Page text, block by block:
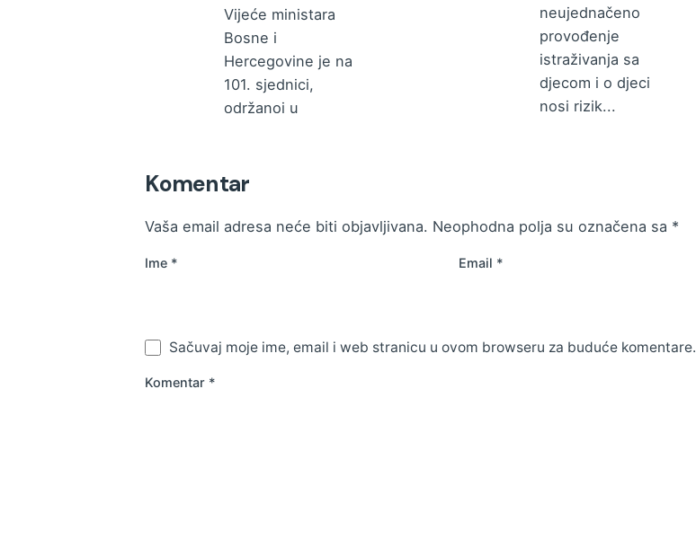
Vijeće ministara
Bosne i
Hercegovine je na
101. sjednici,
održanoj u
neujednačeno
provođenje
istraživanja sa
djecom i o djeci
nosi rizik...
Komentar
Vaša email adresa neće biti objavljivana. Neophodna polja su označena sa *
Ime * Email *
Sačuvaj moje ime, email i web stranicu u ovom browseru za buduće komentare.
Komentar *